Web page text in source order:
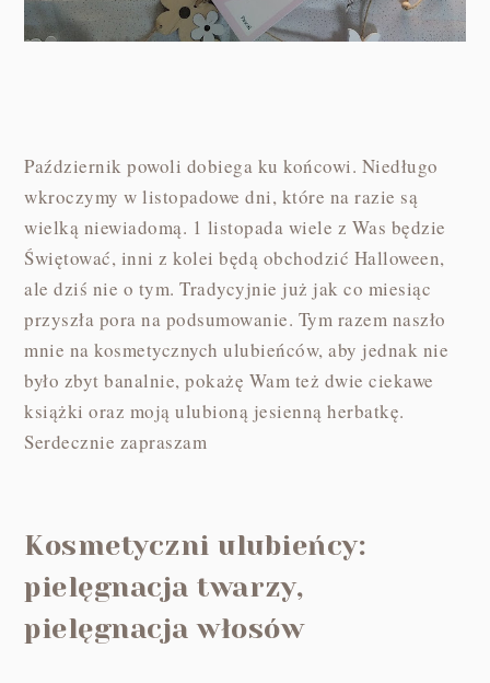
Październik powoli dobiega ku końcowi. Niedługo
wkroczymy w listopadowe dni, które na razie są
wielką niewiadomą. 1 listopada wiele z Was będzie
Świętować, inni z kolei będą obchodzić Halloween,
ale dziś nie o tym. Tradycyjnie już jak co miesiąc
przyszła pora na podsumowanie. Tym razem naszło
mnie na kosmetycznych ulubieńców, aby jednak nie
było zbyt banalnie, pokażę Wam też dwie ciekawe
książki oraz moją ulubioną jesienną herbatkę.
Serdecznie zapraszam
Kosmetyczni ulubieńcy:
pielęgnacja twarzy,
pielęgnacja włosów